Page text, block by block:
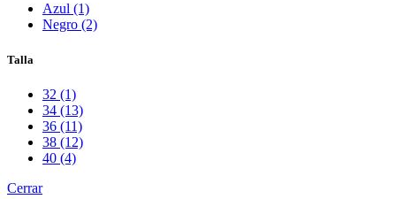
Azul (1)
Negro (2)
Talla
32 (1)
34 (13)
36 (11)
38 (12)
40 (4)
Cerrar